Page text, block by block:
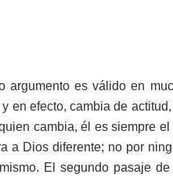
argumento es válido en
y en efecto, cambia de
cambia, él es siempre
a Dios diferente; no por
El segundo pasaje